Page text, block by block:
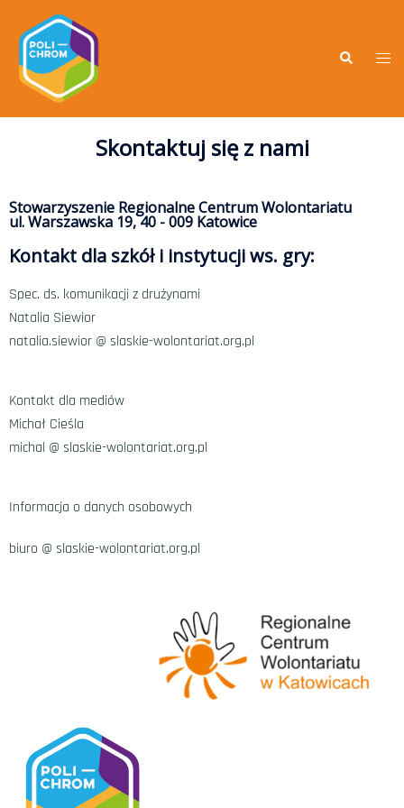
Skontaktuj się z nami
Stowarzyszenie Regionalne Centrum Wolontariatu
ul. Warszawska 19, 40 - 009 Katowice
Kontakt dla szkół i instytucji ws. gry:
Spec. ds. komunikacji z drużynami
Natalia Siewior
natalia.siewior @ slaskie-wolontariat.org.pl
Kontakt dla mediów
Michał Cieśla
michal @ slaskie-wolontariat.org.pl
Informacja o danych osobowych
biuro @ slaskie-wolontariat.org.pl